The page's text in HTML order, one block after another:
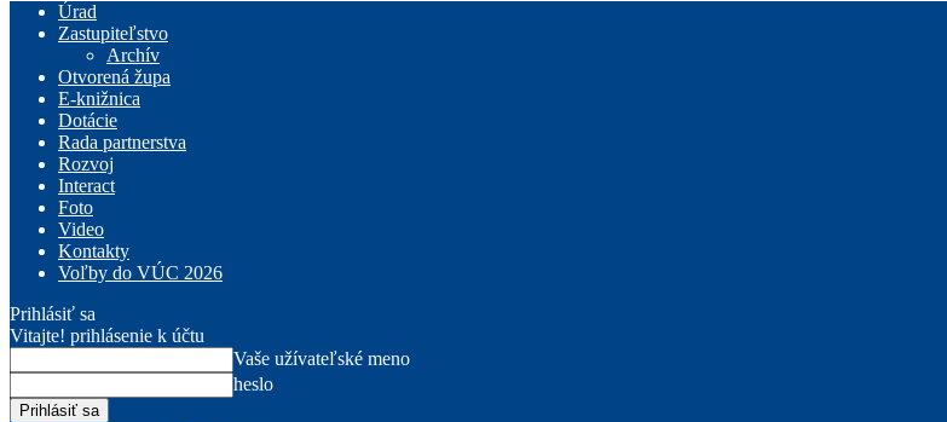
Úrad
Zastupiteľstvo
Archív
Otvorená župa
E-knižnica
Dotácie
Rada partnerstva
Rozvoj
Interact
Foto
Video
Kontakty
Voľby do VÚC 2026
Prihlásiť sa
Vitajte! prihlásenie k účtu
Vaše užívateľské meno
heslo